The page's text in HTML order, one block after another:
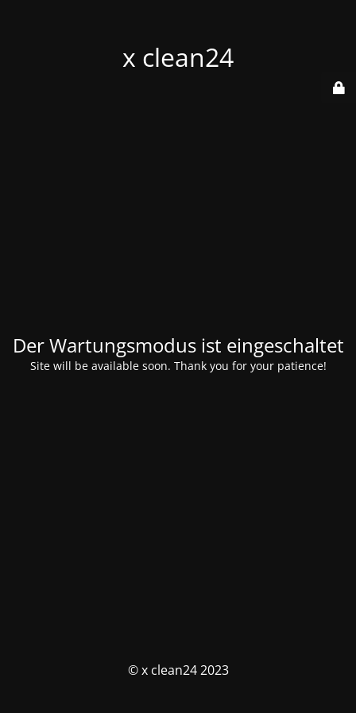
x clean24
Der Wartungsmodus ist eingeschaltet
Site will be available soon. Thank you for your patience!
© x clean24 2023